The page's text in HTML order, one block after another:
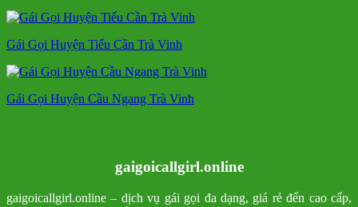
Gái Gọi Huyện Tiểu Cần Trà Vinh
Gái Gọi Huyện Cầu Ngang Trà Vinh
gaigoicallgirl.online
gaigoicallgirl.online – dịch vụ gái gọi đa dạng, giá rẻ đến cao cấp,